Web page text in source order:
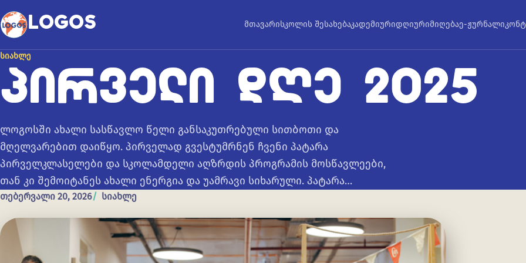
LOGOS მთავარისკოლის შესახებაკადემიურიდღიურიმიღებაე-ჟურნალი
ᲡᲘᲐᲮᲚᲔ
ᲞᲘᲠᲕᲔᲚᲘ ᲓᲦᲔ 2025
ლოგოსში ახალი სასწავლო წელი განსაკუთრებული სითბოთი და
მღელვარებით დაიწყო. პირველად გვესტუმრნენ ჩვენი პატარა
პირველკლასელები და სკოლამდელი აღზრდის პროგრამის მოსწავლეები,
თან კი შემოიტანეს ახალი ენერგია და უამრავი სიხარული. პატარა…
თებერვალი 20, 2026 სიახლე